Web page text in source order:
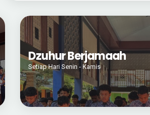
Upacara Bendera
Setiap Hari Senin